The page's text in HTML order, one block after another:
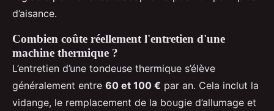
d’aisance.
Combien coûte réellement l'entretien d'une
machine thermique ?
L’entretien d’une tondeuse thermique s’élève
généralement entre 60 et 100 € par an. Cela inclut la
vidange, le remplacement de la bougie d’allumage et